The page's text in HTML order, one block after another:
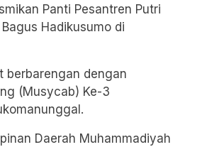
Panti Pesantren Putri
Hadikusumo di
berbarengan dengan
(Musycab) Ke-3
Daerah Muhammadiyah